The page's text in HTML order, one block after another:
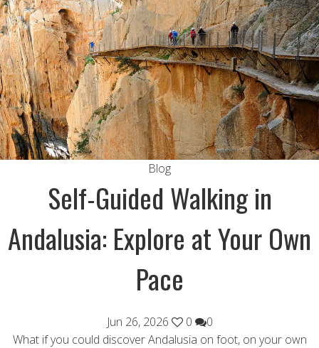
Blog
Self-Guided Walking in
Andalusia: Explore at Your Own
Pace
Jun 26, 2026 0
0
What if you could discover Andalusia on foot, on your own